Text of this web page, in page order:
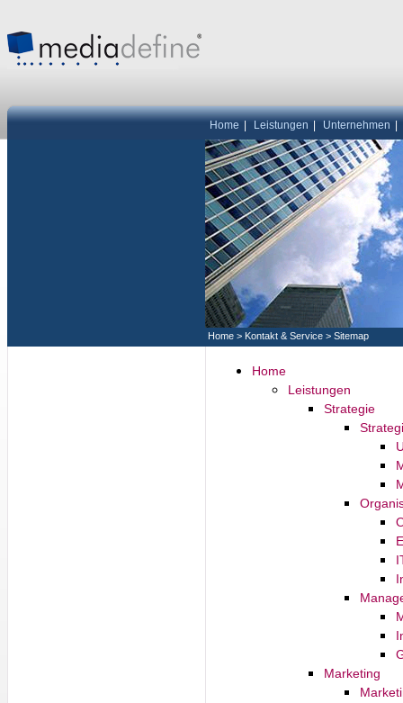
Home Leistungen Unternehmen
Home > Kontakt & Service > Sitemap
Home
Leistungen
Strategie
Marketing